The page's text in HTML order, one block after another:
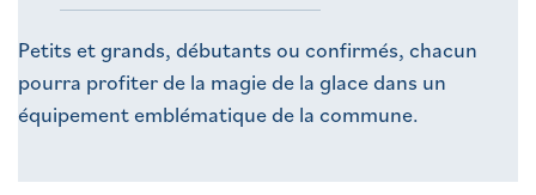
Petits et grands, débutants ou confirmés, chacun
pourra profiter de la magie de la glace dans un
équipement emblématique de la commune.